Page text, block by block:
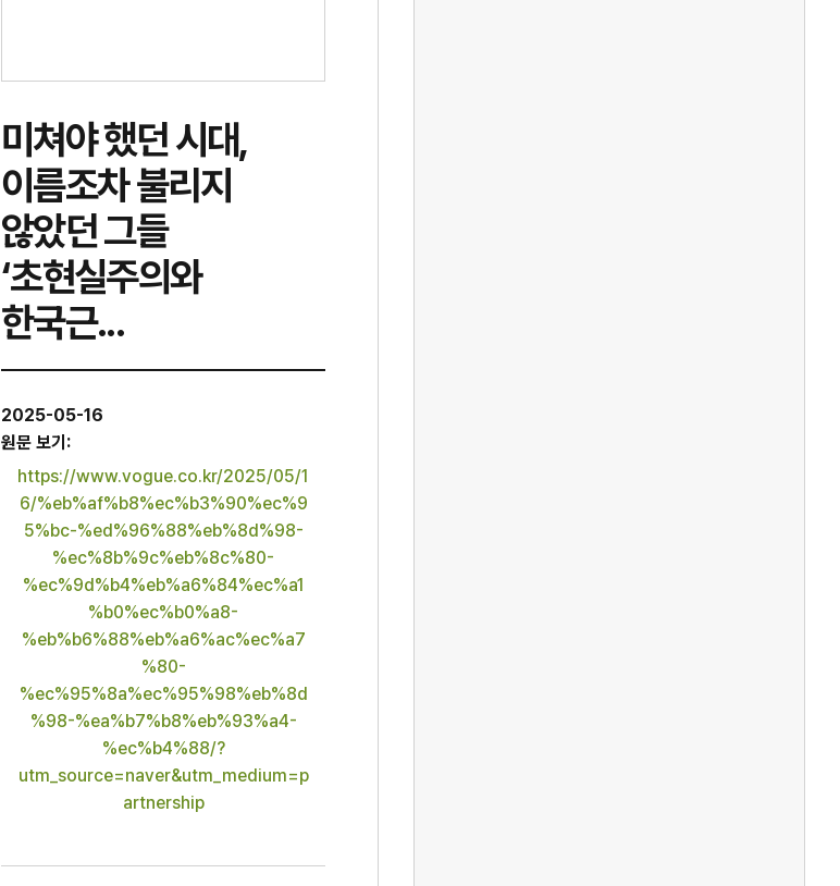
미쳐야 했던 시대,
이름조차 불리지
않았던 그들
‘초현실주의와
한국근...
2025-05-16
원문 보기:
https://www.vogue.co.kr/2025/05/1
6/%eb%af%b8%ec%b3%90%ec%9
5%bc-%ed%96%88%eb%8d%98-
%ec%8b%9c%eb%8c%80-
%ec%9d%b4%eb%a6%84%ec%a1
%b0%ec%b0%a8-
%eb%b6%88%eb%a6%ac%ec%a7
%80-
%ec%95%8a%ec%95%98%eb%8d
%98-%ea%b7%b8%eb%93%a4-
%ec%b4%88/?
utm_source=naver&utm_medium=p
artnership